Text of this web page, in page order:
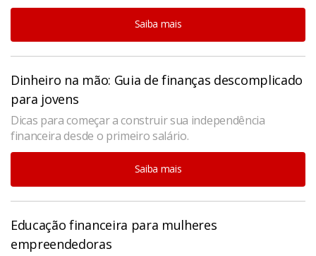
Saiba mais
Dinheiro na mão: Guia de finanças descomplicado
para jovens
Dicas para começar a construir sua independência
financeira desde o primeiro salário.
Saiba mais
Educação financeira para mulheres
empreendedoras